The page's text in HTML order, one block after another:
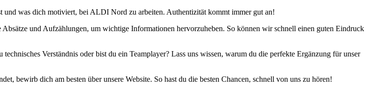
und was dich motiviert, bei ALDI Nord zu arbeiten. Authentizität kommt immer gut an!
und Aufzählungen, um wichtige Informationen hervorzuheben. So können wir schnell einen guten Eindruck
Verständnis oder bist du ein Teamplayer? Lass uns wissen, warum du die perfekte Ergänzung für unser
bewirb dich am besten über unsere Website. So hast du die besten Chancen, schnell von uns zu hören!